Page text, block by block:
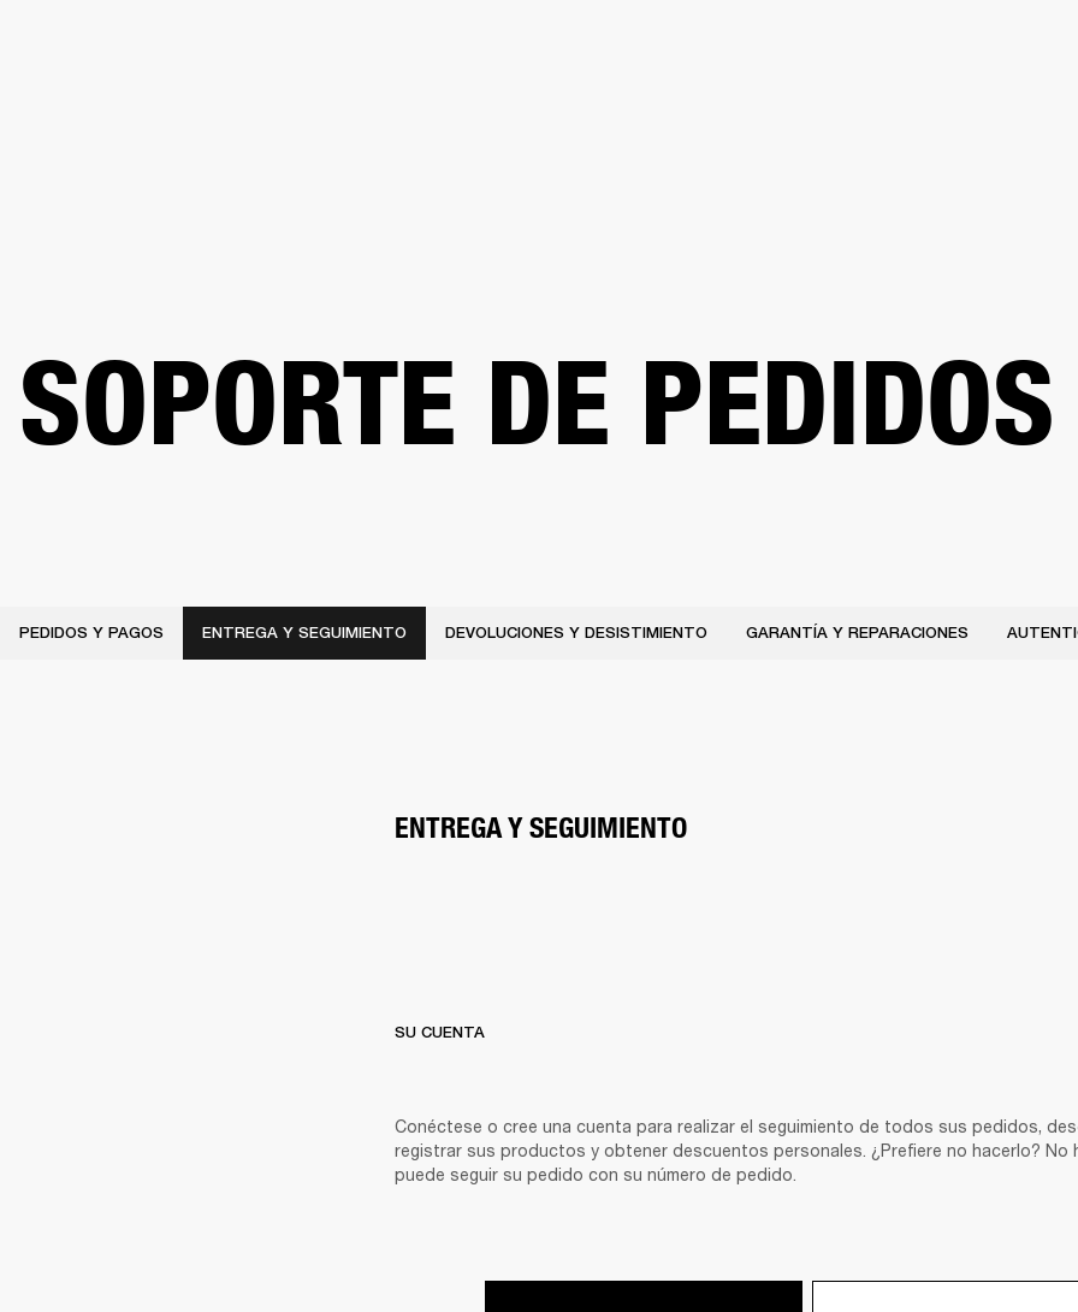
SOPORTE DE PEDIDOS
PEDIDOS Y PAGOS ENTREGA Y SEGUIMIENTO DEVOLUCIONES Y DESISTIMIENTO GARANTÍA Y REPARACIONES
ENTREGA Y SEGUIMIENTO
SU CUENTA
Conéctese o cree una cuenta para realizar el seguimiento de todos sus pedidos,
registrar sus productos y obtener descuentos personales. ¿Prefiere no hacerlo? No
puede seguir su pedido con su número de pedido.